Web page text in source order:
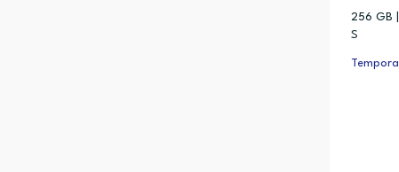
256 GB
S